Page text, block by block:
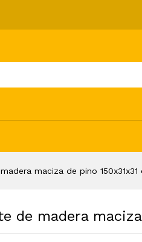
maciza de pino 150x31x31
de madera